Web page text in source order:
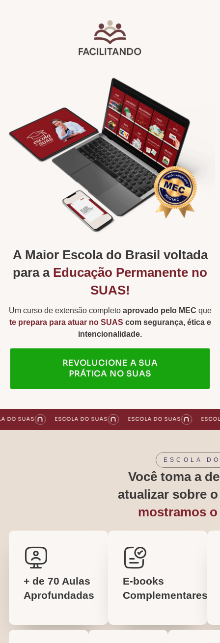
A Maior Escola do Brasil voltada
para a Educação Permanente no
SUAS!
Um curso de extensão completo aprovado pelo MEC que
te prepara para atuar no SUAS com segurança, ética e
intencionalidade.
REVOLUCIONE A SUA
PRÁTICA NO SUAS
SUAS ESCOLA DO SUAS ESCOLA DO SUAS ESCOLA
ESCOLA
Você toma a
atualizar sobre
mostramos
+ de 70 Aulas
Aprofundadas
E-books
Complementares